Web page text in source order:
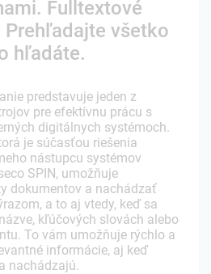
Fulltextové
všetko
hľadáte.
predstavuje jeden z
pre efektívnu prácu s
digitálnych systémoch.
je súčasťou riešenia
nástupcu systémov
SPIN, umožňuje
dokumentov a nachádzať
a to aj vtedy, keď sa
kľúčových slovách alebo
To vám umožňuje rýchlo a
informácie, aj keď
nachádzajú.